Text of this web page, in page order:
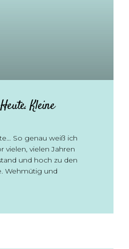
Kleine
So genau weiß ich
vielen, vielen Jahren
und hoch zu den
Wehmütig und